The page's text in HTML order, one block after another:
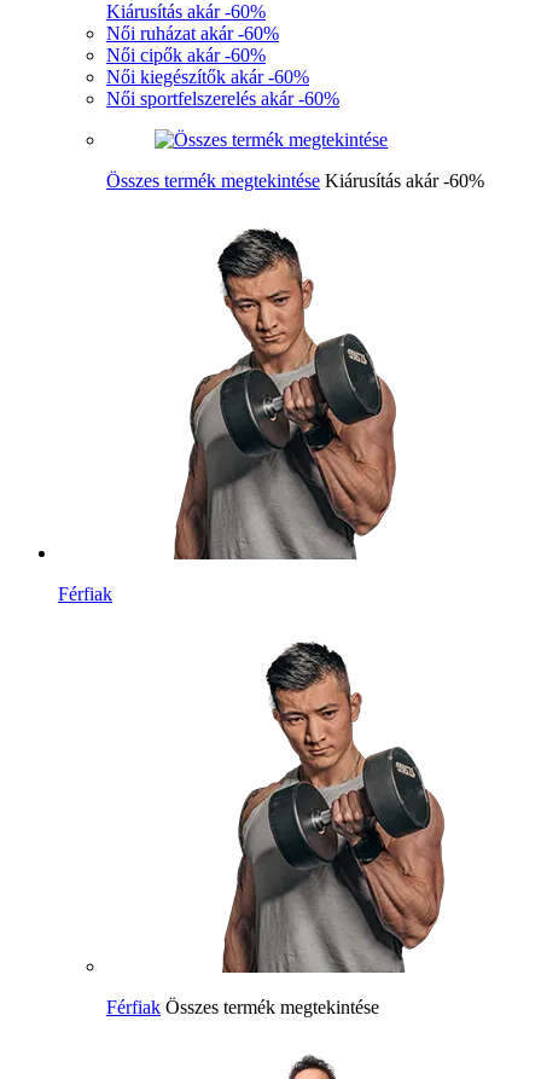
Kiárusítás akár -60%
Női ruházat akár -60%
Női cipők akár -60%
Női kiegészítők akár -60%
Női sportfelszerelés akár -60%
Összes termék megtekintése Kiárusítás akár -60%
Férfiak
Férfiak Összes termék megtekintése